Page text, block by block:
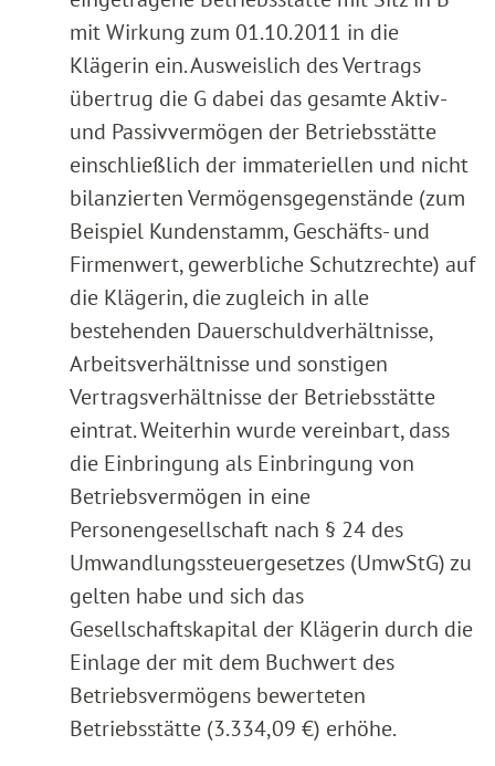
mit Wirkung zum 01.10.2011 in die
Klägerin ein. Ausweislich des Vertrags
übertrug die G dabei das gesamte Aktiv-
und Passivvermögen der Betriebsstätte
einschließlich der immateriellen und nicht
bilanzierten Vermögensgegenstände (zum
Beispiel Kundenstamm, Geschäfts- und
Firmenwert, gewerbliche Schutzrechte) auf
die Klägerin, die zugleich in alle
bestehenden Dauerschuldverhältnisse,
Arbeitsverhältnisse und sonstigen
Vertragsverhältnisse der Betriebsstätte
eintrat. Weiterhin wurde vereinbart, dass
die Einbringung als Einbringung von
Betriebsvermögen in eine
Personengesellschaft nach § 24 des
Umwandlungssteuergesetzes (UmwStG) zu
gelten habe und sich das
Gesellschaftskapital der Klägerin durch die
Einlage der mit dem Buchwert des
Betriebsvermögens bewerteten
Betriebsstätte (3.334,09 €) erhöhe.